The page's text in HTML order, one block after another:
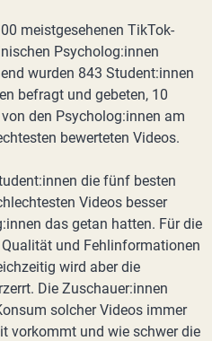
meistgesehenen TikTok-
Psycholog:innen
wurden 843 Student:innen
befragt und gebeten, 10
den Psycholog:innen am
bewerteten Videos.
die fünf besten
Videos besser
das getan hatten. Für die
und Fehlinformationen
wird aber die
Die Zuschauer:innen
solcher Videos immer
vorkommt und wie schwer die